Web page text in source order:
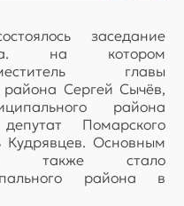
заседание
на котором
главы
Сергей Сычёв,
района
Помарского
Кудрявцев. Основным
также стало
района в